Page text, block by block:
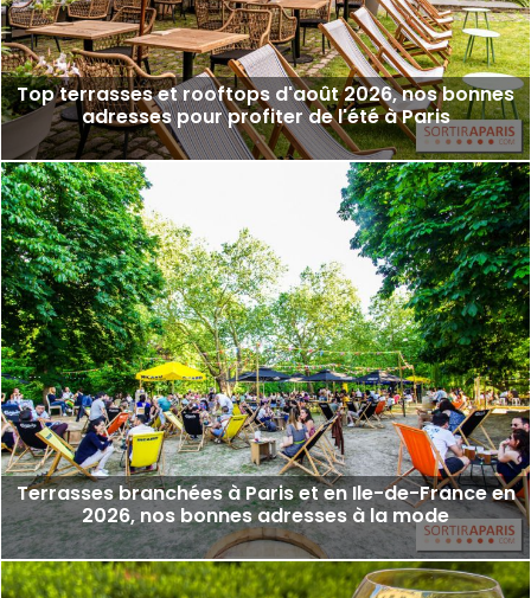
Top terrasses et rooftops d'août 2026, nos bonnes
adresses pour profiter de l'été à Paris
Terrasses branchées à Paris et en Ile-de-France en
2026, nos bonnes adresses à la mode